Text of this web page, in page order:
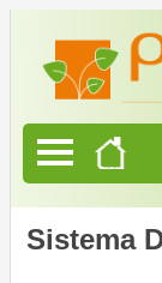
Productos
Naturales
Alimentación
Saludable
Natural
Sistema